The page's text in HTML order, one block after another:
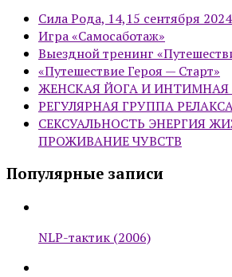
Сила Рода, 14,15 сентября 2024
Игра «Самосаботаж»
Выездной тренинг
«Путешествие Героя — Старт»
ЖЕНСКАЯ ЙОГА И
РЕГУЛЯРНАЯ ГРУППА
СЕКСУАЛЬНОСТЬ ЭНЕРГИЯ
ПРОЖИВАНИЕ ЧУВСТВ
Популярные записи
NLP-тактик (2006)